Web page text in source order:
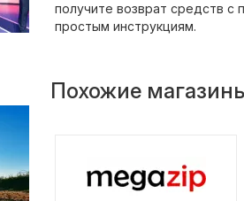
получите возврат средств с
простым инструкциям.
Похожие